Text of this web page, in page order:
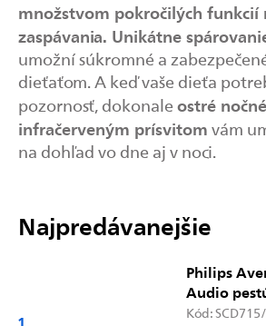
množstvom pokročilých funkcií
zaspávania. Unikátne
umožní súkromné a
dieťaťom. A keď vaše dieťa
pozornosť, dokonale ostré
infračerveným prísvitom vám
na dohľad vo dne aj v noci.
Najpredávanejšie
Philips
Audio
Kód: